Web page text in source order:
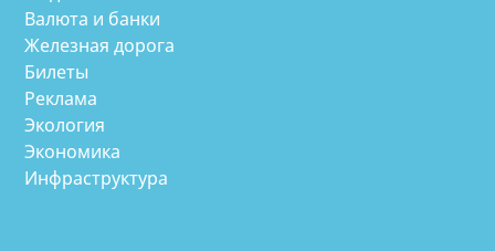
Валюта и банки
Железная дорога
Билеты
Реклама
Экология
Экономика
Инфраструктура